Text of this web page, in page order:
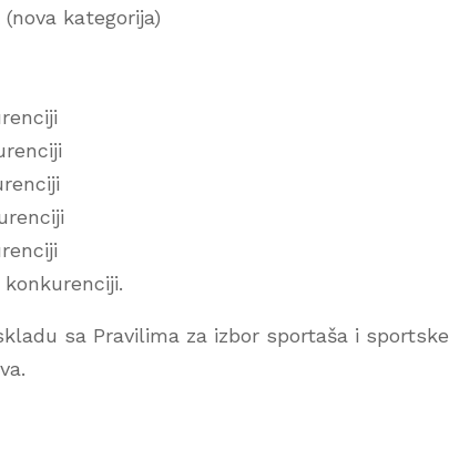
kategorija)
sa Pravilima za izbor sportaša i sportske